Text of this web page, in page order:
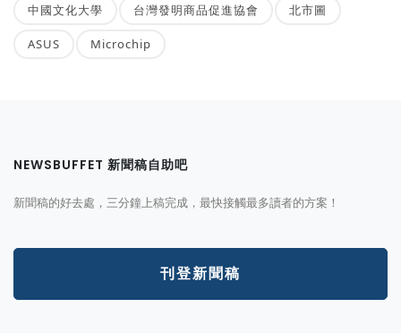
中國文化大學 台灣發明商品促進協會 北市圖
ASUS Microchip
NEWSBUFFET 新聞稿自助吧
新聞稿的好去處，三分鐘上稿完成，最快接觸最多讀者的方案！
刊登新聞稿